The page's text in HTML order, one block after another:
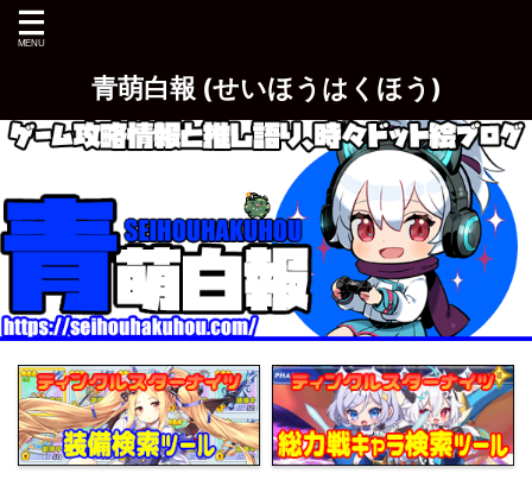
青萌白報 (せいほうはくほう)